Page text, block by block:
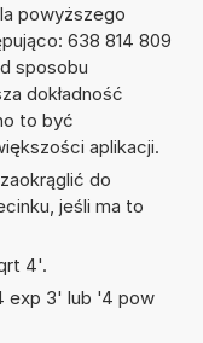
powyższego
638 814 809
sposobu
dokładność
to być
aplikacji.
do
jeśli ma to
4'.
exp 3' lub '4 pow